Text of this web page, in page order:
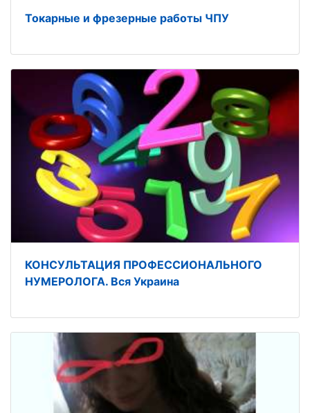
Токарные и фрезерные работы ЧПУ
КОНСУЛЬТАЦИЯ ПРОФЕССИОНАЛЬНОГО
НУМЕРОЛОГА. Вся Украина